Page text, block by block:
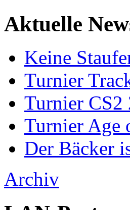
Aktuelle
Keine
Turnier
Turnier CS2
Turnier Age
Der Bäcker
Archiv